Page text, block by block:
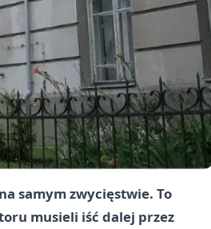
samym zwycięstwie. To
musieli iść dalej przez